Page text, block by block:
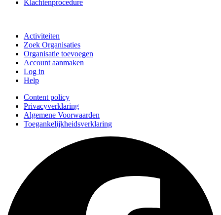
Klachtenprocedure
Activiteiten
Zoek Organisaties
Organisatie toevoegen
Account aanmaken
Log in
Help
Content policy
Privacyverklaring
Algemene Voorwaarden
Toegankelijkheidsverklaring